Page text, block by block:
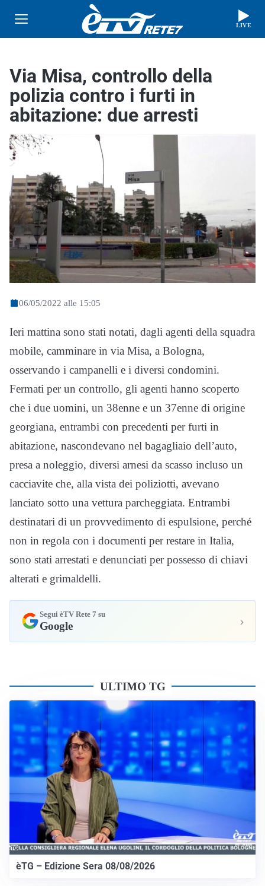
LIVE
Via Misa, controllo della
polizia contro i furti in
abitazione: due arresti
06/05/2022 alle 15:05
Ieri mattina sono stati notati, dagli agenti della squadra
mobile, camminare in via Misa, a Bologna,
osservando i campanelli e i diversi condomini.
Fermati per un controllo, gli agenti hanno scoperto
che i due uomini, un 38enne e un 37enne di origine
georgiana, entrambi con precedenti per furti in
abitazione, nascondevano nel bagagliaio dell’auto,
presa a noleggio, diversi arnesi da scasso incluso un
cacciavite che, alla vista dei poliziotti, avevano
lanciato sotto una vettura parcheggiata. Entrambi
destinatari di un provvedimento di espulsione, perché
non in regola con i documenti per restare in Italia,
sono stati arrestati e denunciati per possesso di chiavi
alterati e grimaldelli.
Segui èTV Rete 7 su
Google ›
ULTIMO TG
èTG – Edizione Sera 08/08/2026